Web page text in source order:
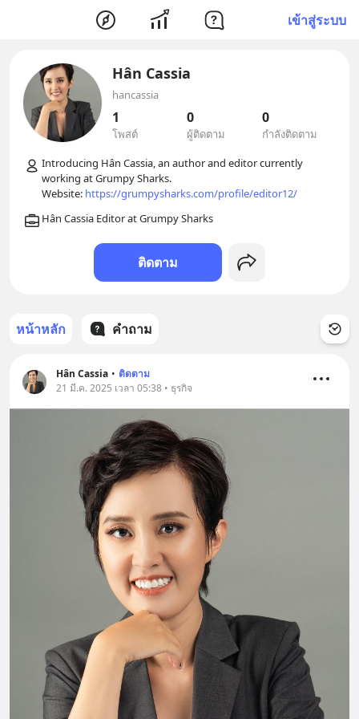
เข้าสู่ระบบ
Hân Cassia
hancassia
1
โพสต์
0
ผู้ติดตาม
0
กำลังติดตาม
Introducing Hân Cassia, an author and editor currently
working at Grumpy Sharks.
Website: https://grumpysharks.com/profile/editor12/
ติดตาม
หน้าหลัก คำถาม
Hân Cassia • ติดตาม
21 มี.ค. 2025 เวลา 05:38 • ธุรกิจ